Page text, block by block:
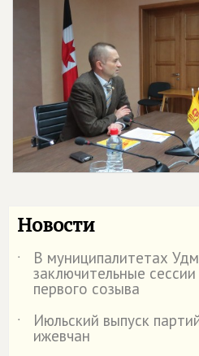
Новости
˙ В муниципалитетах
заключительные
первого созыва
˙
Июльский выпуск
ижевчан